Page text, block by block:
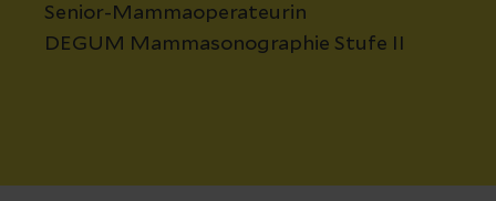
Senior-Mammaoperateurin
DEGUM Mammasonographie Stufe II